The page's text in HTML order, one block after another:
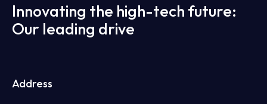
Innovating the high-tech future:
Our leading drive
Address